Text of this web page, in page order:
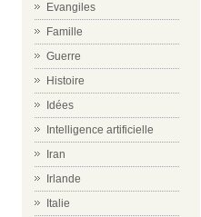
Evangiles
Famille
Guerre
Histoire
Idées
Intelligence artificielle
Iran
Irlande
Italie